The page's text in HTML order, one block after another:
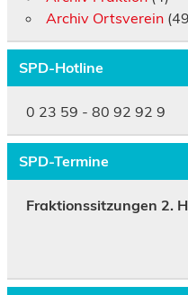
Archiv Ortsverein
SPD-Hotline
0 23 59 - 80 92 92 9
SPD-Termine
Fraktionssitzungen 2.